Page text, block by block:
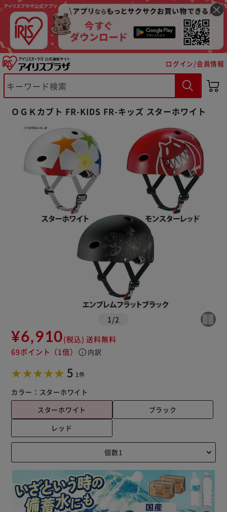
ログイン/会員情報
ＯＧＫカブト FR-KIDS FR-キッズ スターホワイト
1 /2
¥6,910(税込) 送料無料
69ポイント （1倍） info 内訳
5 1件
カラー： スターホワイト
スターホワイト
ブラック
レッド
※ご確認ください